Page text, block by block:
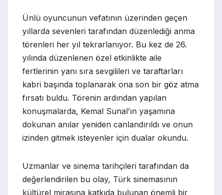
Ünlü oyuncunun vefatının üzerinden geçen
yıllarda sevenleri tarafından düzenlediği anma
törenleri her yıl tekrarlanıyor. Bu kez de 26.
yılında düzenlenen özel etkinlikte aile
fertlerinin yanı sıra sevgilileri ve taraftarları
kabri başında toplanarak ona son bir göz atma
fırsatı buldu. Törenin ardından yapılan
konuşmalarda, Kemal Sunal’ın yaşamına
dokunan anılar yeniden canlandırıldı ve onun
izinden gitmek isteyenler için dualar okundu.
Uzmanlar ve sinema tarihçileri tarafından da
değerlendirilen bu olay, Türk sinemasının
kültürel mirasına katkıda bulunan önemli bir